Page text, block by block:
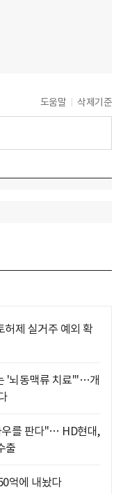
도움말 삭제기준
제 실거주 예외 확
'뇌동맥류 치료'"…개
우를 판다"… HD현대,
출
억에 내놨다